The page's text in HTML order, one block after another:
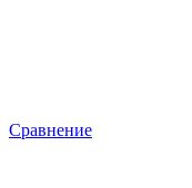
Сравнение